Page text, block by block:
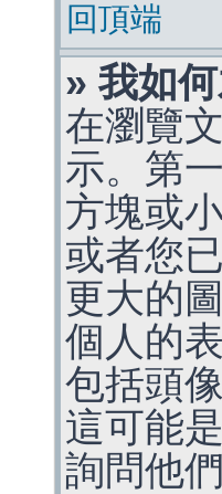
回頂端
» 我如
在瀏覽
示。第
方塊或
或者您
更大的
個人的
包括頭
這可能
詢問他